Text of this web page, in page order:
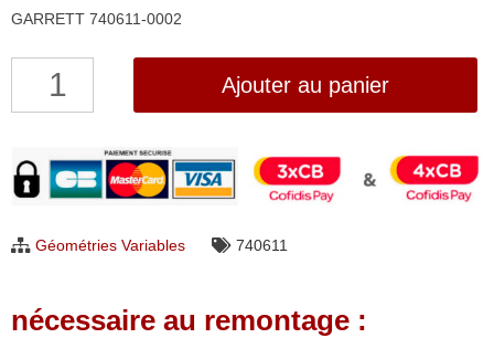
GARRETT 740611-0002
quantité
Variable
pour
Garrett
UNIQUEMENT
Ajouter au panier
Géométries Variables 740611
nécessaire au remontage :